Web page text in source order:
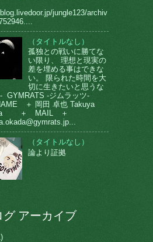
jungle123/archiv
（タイトルなし）
孤独との戦いに勝てな
い限り、 理想と現実の
差を埋める事はできな
い。 限られた時間を大
切に生きたいと思うな
GYMRATS -ジムラッツ-
＋ 岡田 卓也 Takuya
＋ MAIL ＋
（タイトルなし）
論より証拠
グ アーカイブ